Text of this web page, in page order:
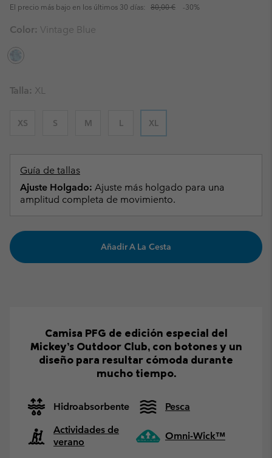
El precio más bajo en los últimos 30 días: 80,00 € -30%
Color: Vintage Blue
Talla: XL
XS S M L XL
Guía de tallas
Ajuste Holgado: Ajuste más holgado para una
amplitud completa de movimiento.
Añadir A La Cesta
Camisa PFG de edición especial del
Mickey’s Outdoor Club, con botones y un
diseño para resultar cómoda durante
mucho tiempo.
Hidroabsorbente
Pesca
Actividades de
verano
Omni-Wick™